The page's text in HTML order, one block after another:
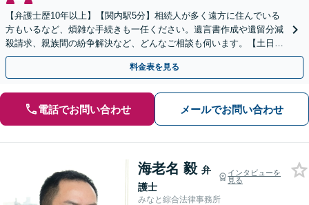
【弁護士歴10年以上】【関内駅5分】相続人が多く遠方に住んでいる
方もいるなど、煩雑な手続きも一任ください。遺言書作成や遺留分減
殺請求、親族間の紛争解決など、どんなご相談も伺います。【土日対
応可能】【子連れ相談可】
料金表を見る
電話でお問い合わせ メールでお問い合わせ
海老名 毅 弁
護士
インタビューを
見る
みなと綜合法律事務所